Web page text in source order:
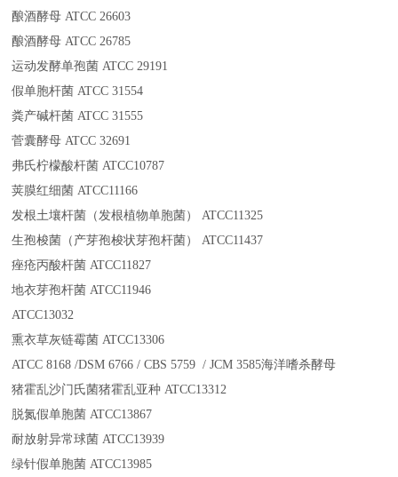
酿酒酵母 ATCC 26603
酿酒酵母 ATCC 26785
运动发酵单孢菌 ATCC 29191
假单胞杆菌 ATCC 31554
粪产碱杆菌 ATCC 31555
菅囊酵母 ATCC 32691
弗氏柠檬酸杆菌 ATCC10787
荚膜红细菌 ATCC11166
发根土壤杆菌（发根植物单胞菌） ATCC11325
生孢梭菌（产芽孢梭状芽孢杆菌） ATCC11437
痤疮丙酸杆菌 ATCC11827
地衣芽孢杆菌 ATCC11946
ATCC13032
熏衣草灰链霉菌 ATCC13306
ATCC 8168 /DSM 6766 / CBS 5759 / JCM 3585海洋嗜杀酵母
猪霍乱沙门氏菌猪霍乱亚种 ATCC13312
脱氮假单胞菌 ATCC13867
耐放射异常球菌 ATCC13939
绿针假单胞菌 ATCC13985